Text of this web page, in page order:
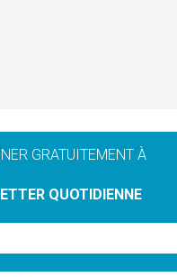
GRATUITEMENT À
QUOTIDIENNE